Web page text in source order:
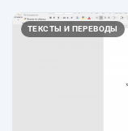
ТЕКСТЫ И ПЕРЕВОДЫ